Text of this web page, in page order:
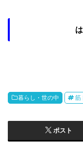
暮らし・世の中 筋
ポスト